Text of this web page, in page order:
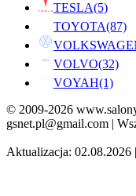
TESLA(5)
TOYOTA(87)
VOLVO(32)
VOYAH(1)
© 2009-2026
gsnet.pl@gmail.com |
Aktualizacja: 02.08.2026